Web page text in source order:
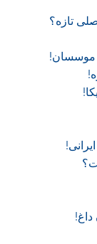
تازه؟
موسسان!‏